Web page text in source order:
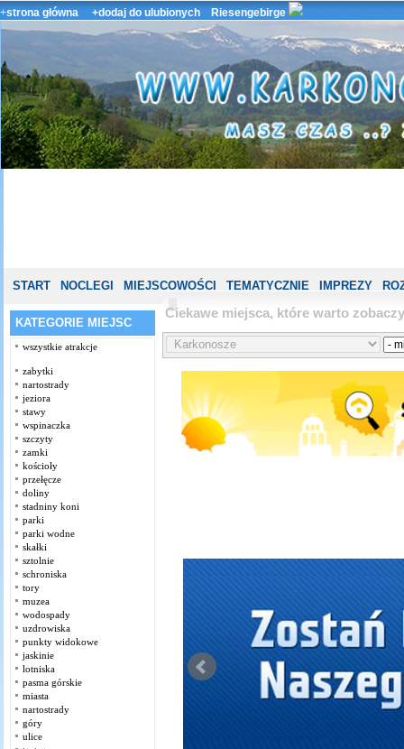
+strona główna +dodaj do ulubionych Riesengebirge
START NOCLEGI MIEJSCOWOŚCI TEMATYCZNIE IMPREZY
KATEGORIE MIEJSC
wszystkie atrakcje
zabytki
nartostrady
jeziora
stawy
wspinaczka
szczyty
zamki
kościoły
przełęcze
doliny
stadniny koni
parki
parki wodne
skałki
sztolnie
schroniska
tory
muzea
wodospady
uzdrowiska
punkty widokowe
jaskinie
lotniska
pasma górskie
miasta
nartostrady
góry
ulice
Ciekawe miejsca, które warto